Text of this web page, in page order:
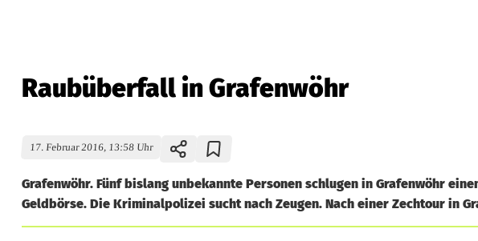
Raubüberfall in Grafenwöhr
17. Februar 2016, 13:58 Uhr
Grafenwöhr. Fünf bislang unbekannte Personen schlugen in Grafenwöhr
Geldbörse. Die Kriminalpolizei sucht nach Zeugen. Nach einer Zechtour in